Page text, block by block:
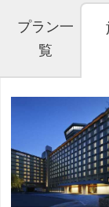
プラン一
覧